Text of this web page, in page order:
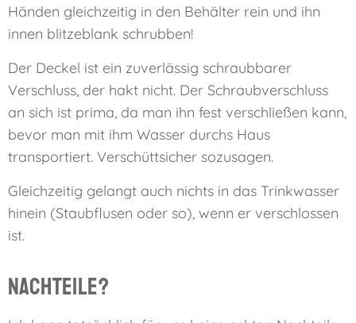
Händen gleichzeitig in den Behälter rein und ihn
innen blitzeblank schrubben!
Der Deckel ist ein zuverlässig schraubbarer
Verschluss, der hakt nicht. Der Schraubverschluss
an sich ist prima, da man ihn fest verschließen kann,
bevor man mit ihm Wasser durchs Haus
transportiert. Verschüttsicher sozusagen.
Gleichzeitig gelangt auch nichts in das Trinkwasser
hinein (Staubflusen oder so), wenn er verschlossen
ist.
Nachteile?